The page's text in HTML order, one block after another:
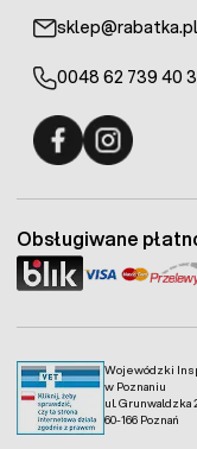
sklep@rabatka.pl
0048 62 739 40
Wojewódzki
w Poznaniu
ul. Grunwaldzka
60-166 Poznań
Obsługiwane